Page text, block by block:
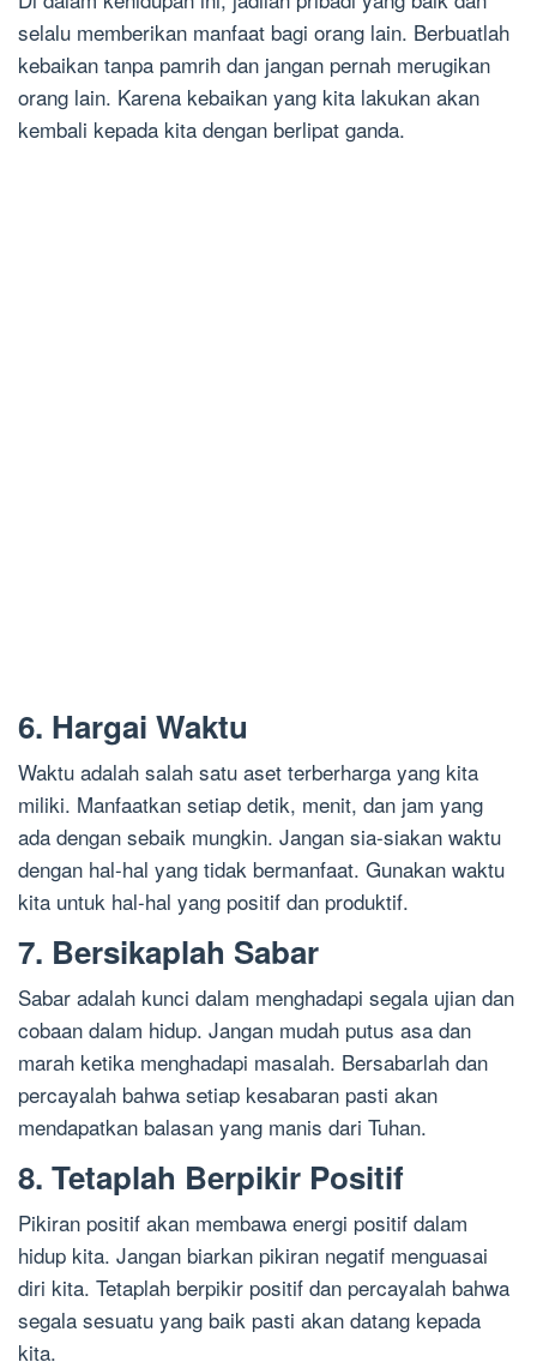
selalu memberikan manfaat bagi orang lain. Berbuatlah
kebaikan tanpa pamrih dan jangan pernah merugikan
orang lain. Karena kebaikan yang kita lakukan akan
kembali kepada kita dengan berlipat ganda.
6. Hargai Waktu
Waktu adalah salah satu aset terberharga yang kita
miliki. Manfaatkan setiap detik, menit, dan jam yang
ada dengan sebaik mungkin. Jangan sia-siakan waktu
dengan hal-hal yang tidak bermanfaat. Gunakan waktu
kita untuk hal-hal yang positif dan produktif.
7. Bersikaplah Sabar
Sabar adalah kunci dalam menghadapi segala ujian dan
cobaan dalam hidup. Jangan mudah putus asa dan
marah ketika menghadapi masalah. Bersabarlah dan
percayalah bahwa setiap kesabaran pasti akan
mendapatkan balasan yang manis dari Tuhan.
8. Tetaplah Berpikir Positif
Pikiran positif akan membawa energi positif dalam
hidup kita. Jangan biarkan pikiran negatif menguasai
diri kita. Tetaplah berpikir positif dan percayalah bahwa
segala sesuatu yang baik pasti akan datang kepada
kita.